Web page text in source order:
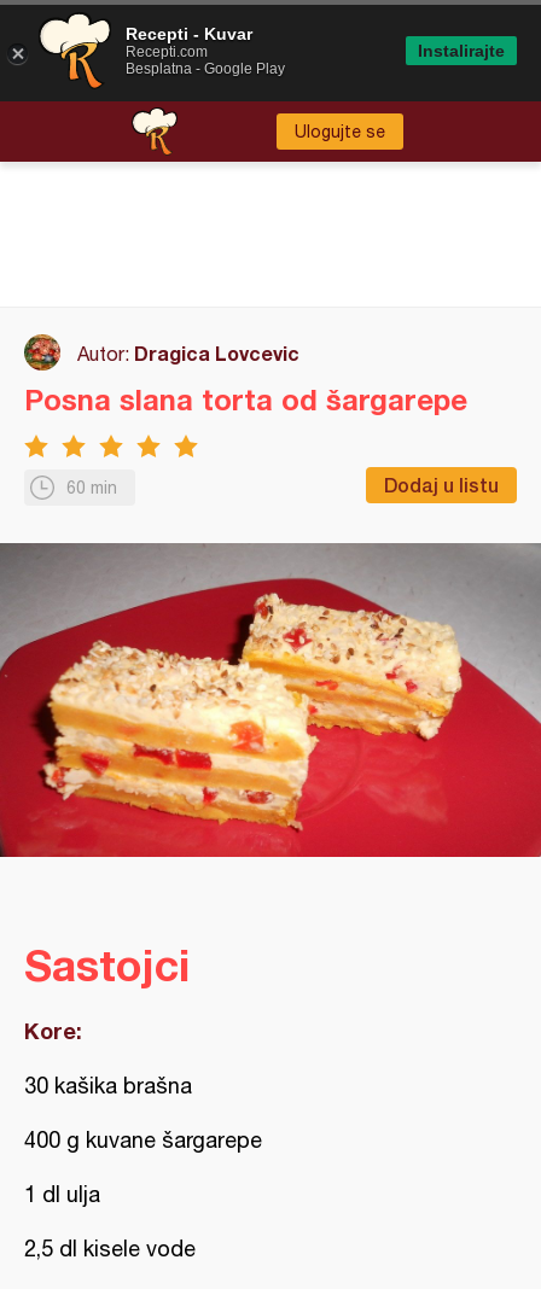
Ulogujte se
Autor: Dragica Lovcevic
60 min Dodaj u listu
Posna slana torta od šargarepe
Sastojci
Kore:
30 kašika brašna
400 g kuvane šargarepe
1 dl ulja
2,5 dl kisele vode
Recepti - Kuvar
Recepti.com
Besplatna - Google Play
Instalirajte